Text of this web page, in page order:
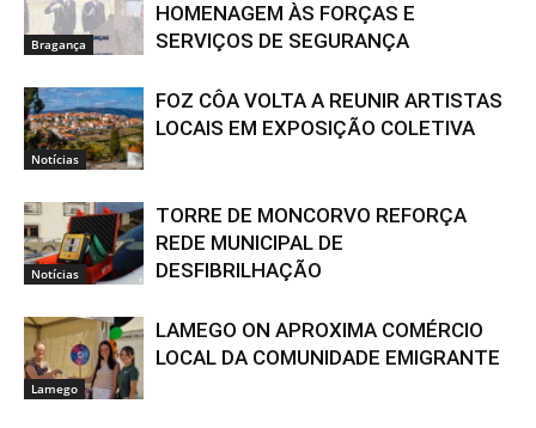
Bragança
HOMENAGEM ÀS FORÇAS E
SERVIÇOS DE SEGURANÇA
Notícias
FOZ CÔA VOLTA A REUNIR ARTISTAS
LOCAIS EM EXPOSIÇÃO COLETIVA
Notícias
TORRE DE MONCORVO REFORÇA
REDE MUNICIPAL DE
DESFIBRILHAÇÃO
Lamego
LAMEGO ON APROXIMA COMÉRCIO
LOCAL DA COMUNIDADE EMIGRANTE